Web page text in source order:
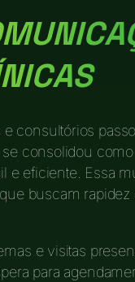
consultórios
consolidou
e eficiente. Essa
buscam
e visitas
para